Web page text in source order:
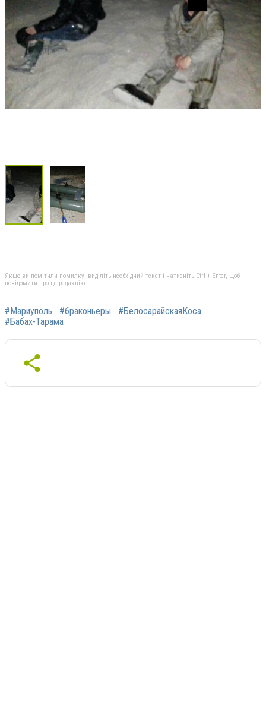
Якщо ви помітили помилку, виділіть необхідний текст і натисніть Ctrl + Enter, щоб
повідомити про це редакцію
#Мариуполь #браконьеры
#БелосарайскаяКоса
#Бабах-Тарама